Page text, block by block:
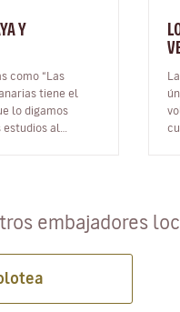
Y
como “Las
tiene el
lo digamos
estudios al
embajadores